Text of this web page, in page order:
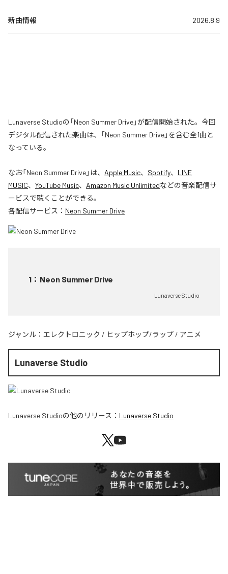
新曲情報 2026.8.9
Lunaverse Studioの「Neon Summer Drive」が配信開始された。今回
デジタル配信された楽曲は、「Neon Summer Drive」を含む全1曲と
なっている。
なお「Neon Summer Drive」は、 Apple Music、 Spotify、 LINE
MUSIC、 YouTube Music、 Amazon Music Unlimitedなどの音楽配信サ
ービスで聴くことができる。
各配信サービス： Neon Summer Drive
1 ： Neon Summer Drive
Lunaverse Studio
ジャンル： エレクトロニック / ヒップホップ/ラップ / アニメ
Lunaverse Studio
Lunaverse Studioの他のリリース： Lunaverse Studio